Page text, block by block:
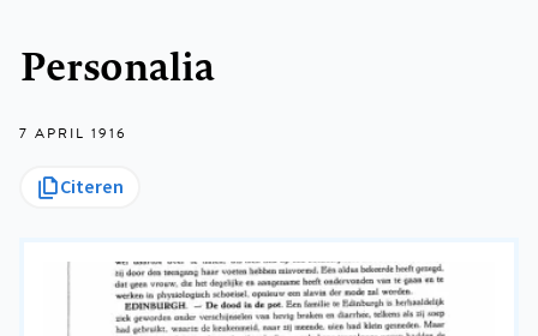
Personalia
7 APRIL 1916
Citeren